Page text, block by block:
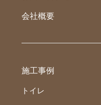
会社概要
施工事例
トイレ